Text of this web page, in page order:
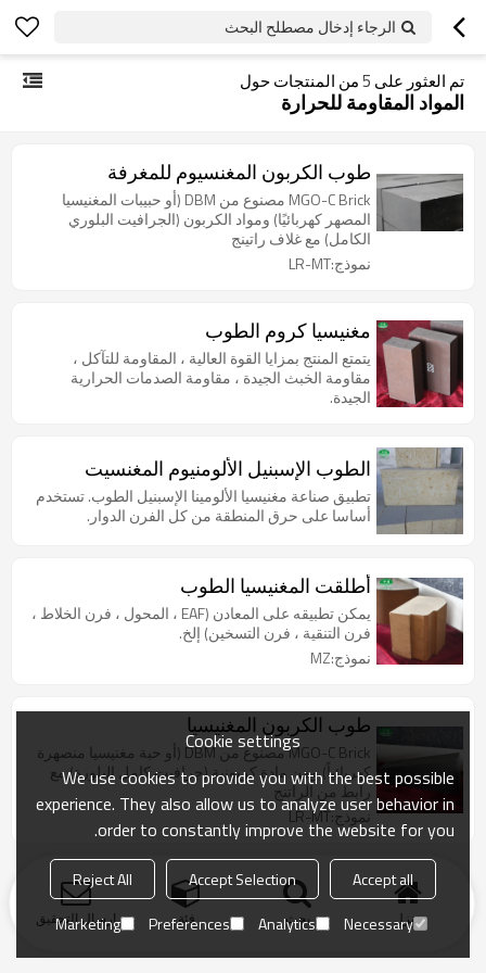
الرجاء إدخال مصطلح البحث
تم العثور على 5من المنتجات حول
المواد المقاومة للحرارة
طوب الكربون المغنسيوم للمغرفة
MGO-C Brick مصنوع من DBM (أو حبيبات المغنيسيا
المصهر كهربائيًا) ومواد الكربون (الجرافيت البلوري
الكامل) مع غلاف راتينج
نموذج:LR-MT
مغنيسيا كروم الطوب
يتمتع المنتج بمزايا القوة العالية ، المقاومة للتآكل ،
مقاومة الخبث الجيدة ، مقاومة الصدمات الحرارية
الجيدة.
الطوب الإسبنيل الألومنيوم المغنسيت
تطبيق صناعة مغنيسيا الألومينا الإسبنيل الطوب. تستخدم
أساسا على حرق المنطقة من كل الفرن الدوار.
أطلقت المغنيسيا الطوب
يمكن تطبيقه على المعادن (EAF ، المحول ، فرن الخلاط ،
فرن التنقية ، فرن التسخين) إلخ.
نموذج:MZ
طوب الكربون المغنيسيا
MGO-C Brick مصنوع من DBM (أو حبة مغنيسيا منصهرة
كهربائياً) ومن مادة كربونية (جرافيت كامل البلورة) مع
رابط من الراتنج
نموذج:LR-MT
منزل بحث فئة ارسال التحقيق
Cookie settings
We use cookies to provide you with the best possible
experience. They also allow us to analyze user behavior in
order to constantly improve the website for you.
Accept all
Accept Selection
Reject All
Necessary
Analytics
Preferences
Marketing